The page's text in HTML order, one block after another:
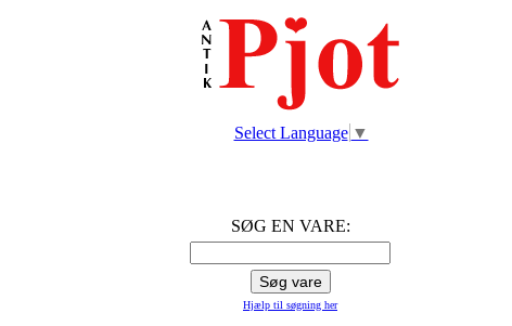
Select Language ▼
SØG EN VARE:
Hjælp til søgning her